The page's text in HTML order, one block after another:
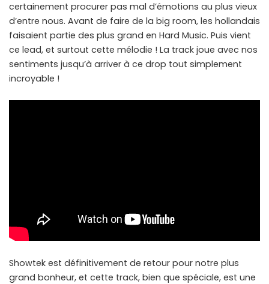
certainement procurer pas mal d’émotions au plus vieux
d’entre nous. Avant de faire de la big room, les hollandais
faisaient partie des plus grand en Hard Music. Puis vient
ce lead, et surtout cette mélodie ! La track joue avec nos
sentiments jusqu’à arriver à ce drop tout simplement
incroyable !
Showtek est définitivement de retour pour notre plus
grand bonheur, et cette track, bien que spéciale, est une